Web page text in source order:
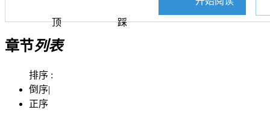
顶 踩
章节列表
排序 :
倒序|
正序